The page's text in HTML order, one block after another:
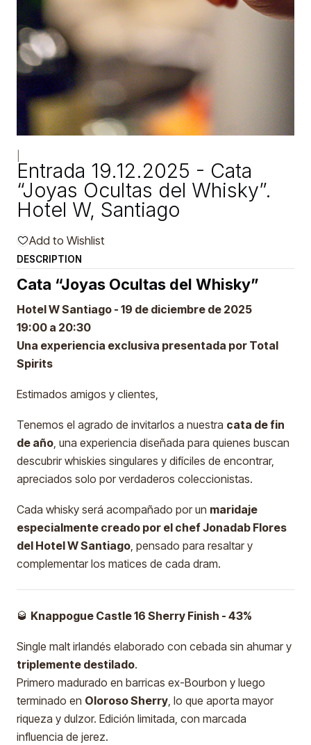
Entrada 19.12.2025 - Cata
“Joyas Ocultas del Whisky”.
Hotel W, Santiago
Add to Wishlist
DESCRIPTION
Cata “Joyas Ocultas del Whisky”
Hotel W Santiago - 19 de diciembre de 2025
19:00 a 20:30
Una experiencia exclusiva presentada por Total
Spirits
Estimados amigos y clientes,
Tenemos el agrado de invitarlos a nuestra cata de fin
de año, una experiencia diseñada para quienes buscan
descubrir whiskies singulares y difíciles de encontrar,
apreciados solo por verdaderos coleccionistas.
Cada whisky será acompañado por un maridaje
especialmente creado por el chef Jonadab Flores
del Hotel W Santiago, pensado para resaltar y
complementar los matices de cada dram.
🥃 Knappogue Castle 16 Sherry Finish - 43%
Single malt irlandés elaborado con cebada sin ahumar y
triplemente destilado.
Primero madurado en barricas ex-Bourbon y luego
terminado en Oloroso Sherry, lo que aporta mayor
riqueza y dulzor. Edición limitada, con marcada
influencia de jerez.